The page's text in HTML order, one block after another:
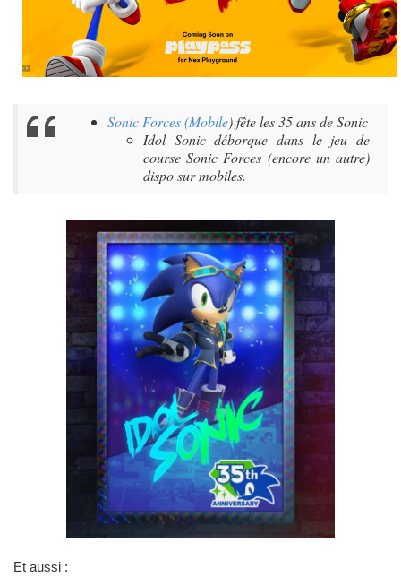
Sonic Forces (Mobile) fête les 35 ans de Sonic
Idol Sonic déborque dans le jeu de
course Sonic Forces (encore un autre)
dispo sur mobiles.
Et aussi :